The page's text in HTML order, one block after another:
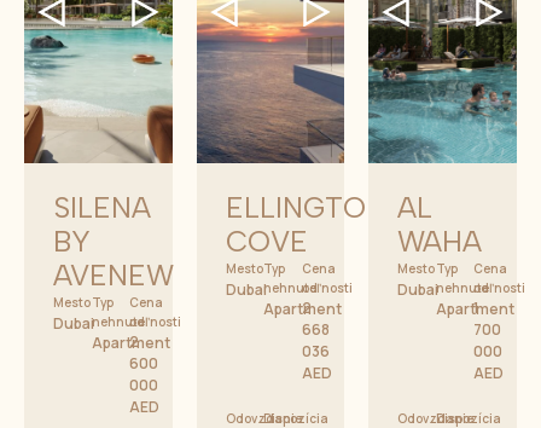
SILENA
BY
AVENEW
Mesto
Dubai
Typ
nehnuteľnosti
Apartment
Cena
od
2
600
000
AED
ELLINGTON
COVE
Mesto
Dubai
Typ
nehnuteľnosti
Apartment
Cena
od
2
668
036
AED
Odovzdanie
Dispozícia
AL
WAHA
Mesto
Dubai
Typ
nehnuteľnosti
Apartment
Cena
od
1
700
000
AED
Odovzdanie
Dispozícia